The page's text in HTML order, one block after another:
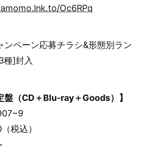
Oc6RPq
ンペーン応募チラシ&形態別ラン
種]封入
盤（CD＋Blu-ray＋Goods）】
税込）